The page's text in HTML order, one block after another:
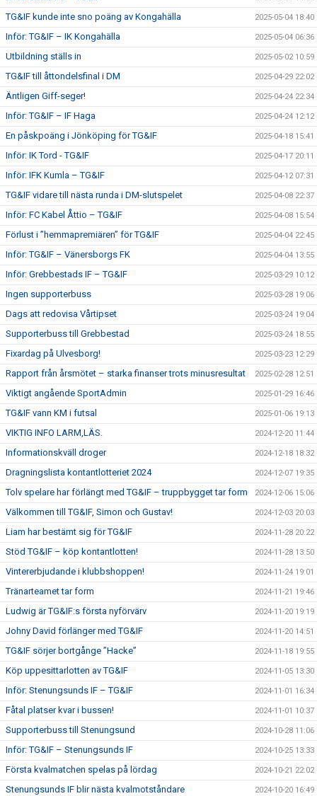
TG&IF kunde inte sno poäng av Kongahälla 2025-05-04 18:40
Inför: TG&IF – IK Kongahälla 2025-05-04 06:36
Utbildning ställs in 2025-05-02 10:59
TG&IF till åttondelsfinal i DM 2025-04-29 22:02
Äntligen Giff-seger! 2025-04-24 22:34
Inför: TG&IF – IF Haga 2025-04-24 12:12
En påskpoäng i Jönköping för TG&IF 2025-04-18 15:41
Inför: IK Tord - TG&IF 2025-04-17 20:11
Inför: IFK Kumla – TG&IF 2025-04-12 07:31
TG&IF vidare till nästa runda i DM-slutspelet 2025-04-08 22:37
Inför: FC Kabel Åttio – TG&IF 2025-04-08 15:54
Förlust i ”hemmapremiären” för TG&IF 2025-04-04 22:45
Inför: TG&IF – Vänersborgs FK 2025-04-04 13:55
Inför: Grebbestads IF – TG&IF 2025-03-29 10:12
Ingen supporterbuss 2025-03-28 19:06
Dags att redovisa Vårtipset 2025-03-24 19:04
Supporterbuss till Grebbestad 2025-03-24 18:55
Fixardag på Ulvesborg! 2025-03-23 12:29
Rapport från årsmötet – starka finanser trots minusresultat 2025-02-28 12:51
Viktigt angående SportAdmin 2025-01-29 16:46
TG&IF vann KM i futsal 2025-01-06 19:13
VIKTIG INFO LARM,LÄS. 2024-12-20 11:44
Informationskväll droger 2024-12-18 18:32
Dragningslista kontantlotteriet 2024 2024-12-07 19:35
Tolv spelare har förlängt med TG&IF – truppbygget tar form 2024-12-06 15:06
Välkommen till TG&IF, Simon och Gustav! 2024-12-03 20:03
Liam har bestämt sig för TG&IF 2024-11-28 20:22
Stöd TG&IF – köp kontantlotten! 2024-11-28 13:50
Vintererbjudande i klubbshoppen! 2024-11-24 19:01
Tränarteamet tar form 2024-11-21 19:46
Ludwig är TG&IF:s första nyförvärv 2024-11-20 19:19
Johny David förlänger med TG&IF 2024-11-20 14:51
TG&IF sörjer bortgånge ”Hacke” 2024-11-18 19:55
Köp uppesittarlotten av TG&IF 2024-11-05 13:30
Inför: Stenungsunds IF – TG&IF 2024-11-01 16:34
Fåtal platser kvar i bussen! 2024-11-01 10:37
Supporterbuss till Stenungsund 2024-10-28 11:06
Inför: TG&IF – Stenungsunds IF 2024-10-25 13:33
Första kvalmatchen spelas på lördag 2024-10-21 22:02
Stenungsunds IF blir nästa kvalmotståndare 2024-10-20 16:49